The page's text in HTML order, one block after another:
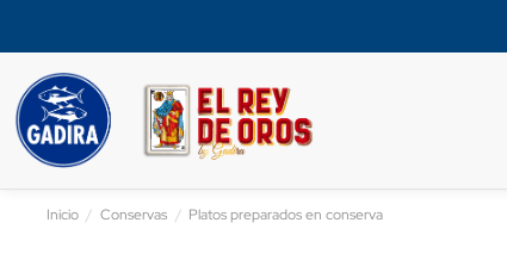
Inicio Conservas Platos preparados en conserva